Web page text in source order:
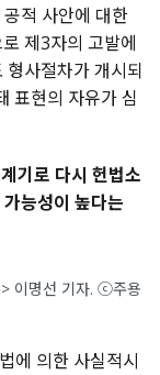
적 사안에 대한
제3자의 고발에
사절차가 개시되
표현의 자유가 심
기로 다시 헌법소
가능성이 높다는
> 이명선 기자. ⓒ주용
에 의한 사실적시